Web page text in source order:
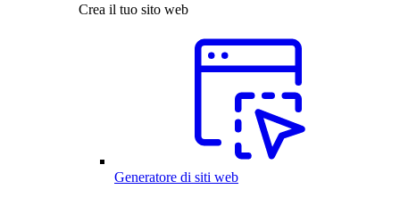
Crea il tuo sito web
Generatore di siti web